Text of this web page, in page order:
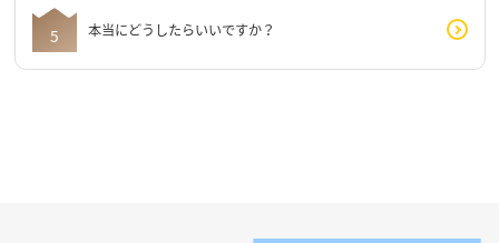
本当にどうしたらいいですか？